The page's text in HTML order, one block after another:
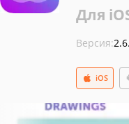
Для
Версия:
iOS